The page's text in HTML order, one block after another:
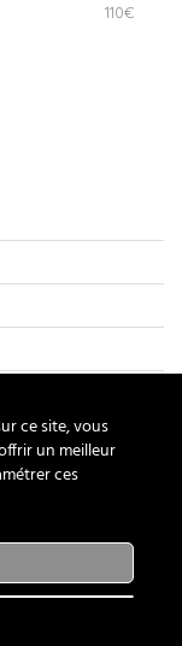
110€
RÉSERVÉS
ce site, vous
un meilleur
ces